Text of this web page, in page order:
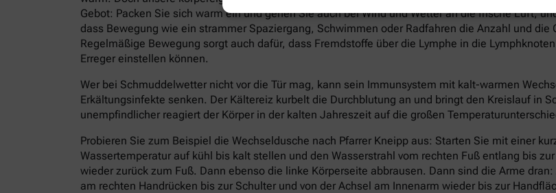
Gebot: Packen Sie sich warm ein und gehen Sie auch bei Wind und Wetter an die frische Luft,
dass Bewegung wie ein strammer Spaziergang, Schwimmen oder Radfahren die Anzahl und
Regelmäßige Bewegung sorgt auch dafür, dass Fremdstoffe über die Lymphe in die
Erreger einstellen können.
Wer bei Schmuddelwetter nicht vor die Tür mag, kann sein Immunsystem mit kalt-warmen
Erkältungsinfekte senken. Der Kältereiz kurbelt die Durchblutung an und bringt den Kreislauf in
unempfindlicher reagiert der Körper in der kalten Jahreszeit auf die großen
Probieren Sie zum Beispiel die Wechseldusche nach Pfarrer Kneipp aus: Starten Sie mit einer
Wassertemperatur auf kühl bis kalt stellen und den Wasserstrahl vom rechten Fuß entlang bis
wieder zurück zum Fuß. Dann ebenso die linke Körperseite abbrausen. Dann sind die Arme
am rechten Handrücken bis zur Schulter und von der Achsel am Innenarm wieder bis zur